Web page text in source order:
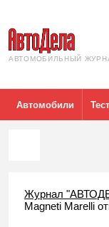
АВТОМОБИЛЬНЫЙ
Автомобили
Журнал
Magneti Marelli